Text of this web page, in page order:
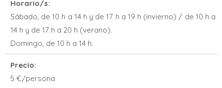
Horario/s:
Sábado, de 10 h a 14 h y de 17 h a 19 h (invierno) / de 10 h a
14 h y de 17 h a 20 h (verano).
Domingo, de 10 h a 14 h.
Precio:
5 €/persona